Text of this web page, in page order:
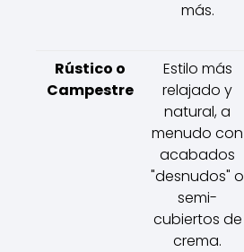
más.
Rústico o
Campestre
Estilo más
relajado y
natural, a
menudo con
acabados
"desnudos" o
semi-
cubiertos de
crema.